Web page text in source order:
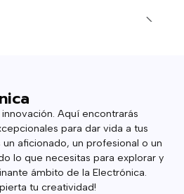
Aquí encontrarás
para dar vida a tus
aficionado, un profesional o un
lo que necesitas para explorar y
ámbito de la Electrónica.
tu creatividad!